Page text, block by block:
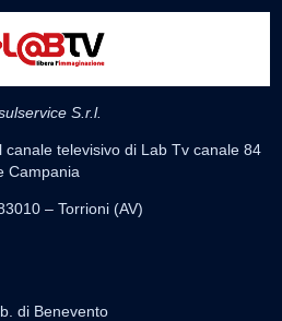
S.r.l.
canale televisivo di Lab Tv canale 84
Campania
– Torrioni (AV)
di Benevento